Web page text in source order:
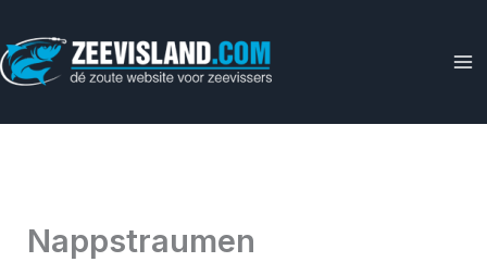
naar
de
Nappstraumen